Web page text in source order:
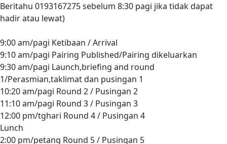
Beritahu 0193167275 sebelum 8:30 pagi jika tidak dapat
hadir atau lewat)
9:00 am/pagi Ketibaan / Arrival
9:10 am/pagi Pairing Published/Pairing dikeluarkan
9:30 am/pagi Launch,briefing and round
1/Perasmian,taklimat dan pusingan 1
10:20 am/pagi Round 2 / Pusingan 2
11:10 am/pagi Round 3 / Pusingan 3
12:00 pm/tghari Round 4 / Pusingan 4
Lunch
2:00 pm/petang Round 5 / Pusingan 5